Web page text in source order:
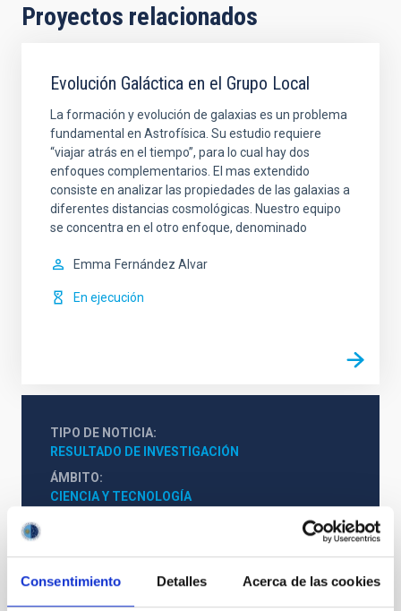
Consentimiento Detalles Acerca de las cookies
Proyectos relacionados
Evolución Galáctica en el Grupo Local
La formación y evolución de galaxias es un problema
fundamental en Astrofísica. Su estudio requiere
“viajar atrás en el tiempo”, para lo cual hay dos
enfoques complementarios. El mas extendido
consiste en analizar las propiedades de las galaxias a
diferentes distancias cosmológicas. Nuestro equipo
se concentra en el otro enfoque, denominado
Emma Fernández Alvar
En ejecución
TIPO DE NOTICIA
RESULTADO DE INVESTIGACIÓN
ÁMBITO
CIENCIA Y TECNOLOGÍA
Astrofísica Profesorado Científica/o
Universitario